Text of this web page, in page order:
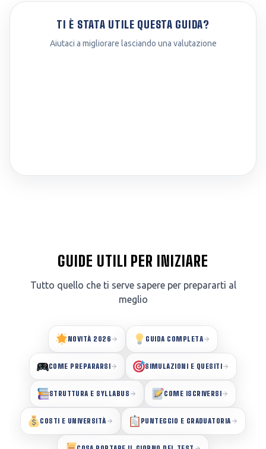
TI È STATA UTILE QUESTA GUIDA?
Aiutaci a migliorare lasciando una valutazione
GUIDE UTILI PER INIZIARE
Tutto quello che ti serve sapere per prepararti al
meglio
NOVITÀ 2026 GUIDA COMPLETA
COME PREPARARSI SIMULAZIONI E QUESITI
STRUTTURA E SYLLABUS COME ISCRIVERSI
COSTI E UNIVERSITÀ PUNTEGGIO E GRADUATORIA